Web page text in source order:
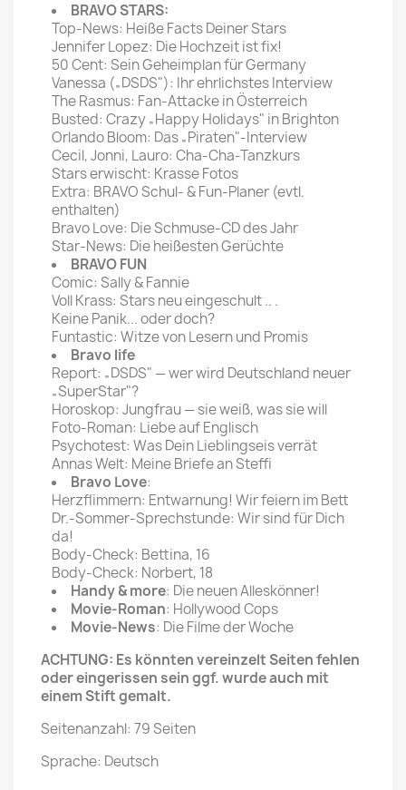
BRAVO STARS:
Top-News: Heiße Facts Deiner Stars
Jennifer Lopez: Die Hochzeit ist fix!
50 Cent: Sein Geheimplan für Germany
Vanessa („DSDS"): Ihr ehrlichstes Interview
The Rasmus: Fan-Attacke in Österreich
Busted: Crazy „Happy Holidays" in Brighton
Orlando Bloom: Das „Piraten"-Interview
Cecil, Jonni, Lauro: Cha-Cha-Tanzkurs
Stars erwischt: Krasse Fotos
Extra: BRAVO Schul- & Fun-Planer (evtl.
enthalten)
Bravo Love: Die Schmuse-CD des Jahr
Star-News: Die heißesten Gerüchte
BRAVO FUN
Comic: Sally & Fannie
Voll Krass: Stars neu eingeschult .. .
Keine Panik... oder doch?
Funtastic: Witze von Lesern und Promis
Bravo life
Report: „DSDS" — wer wird Deutschland neuer
„SuperStar"?
Horoskop: Jungfrau — sie weiß, was sie will
Foto-Roman: Liebe auf Englisch
Psychotest: Was Dein Lieblingseis verrät
Annas Welt: Meine Briefe an Steffi
Bravo Love:
Herzflimmern: Entwarnung! Wir feiern im Bett
Dr.-Sommer-Sprechstunde: Wir sind für Dich
da!
Body-Check: Bettina, 16
Body-Check: Norbert, 18
Handy & more: Die neuen Alleskönner!
Movie-Roman: Hollywood Cops
Movie-News: Die Filme der Woche
ACHTUNG: Es könnten vereinzelt Seiten fehlen
oder eingerissen sein ggf. wurde auch mit
einem Stift gemalt.
Seitenanzahl: 79 Seiten
Sprache: Deutsch